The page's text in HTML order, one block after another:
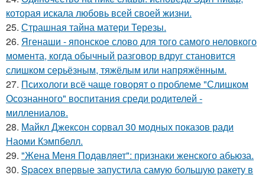
которая искала любовь всей своей жизни.
25. Страшная тайна матери Терезы.
26. Ягенаши - японское слово для того самого неловкого
момента, когда обычный разговор вдруг становится
слишком серьёзным, тяжёлым или напряжённым.
27. Психологи всё чаще говорят о проблеме "Слишком
Осознанного" воспитания среди родителей -
миллениалов.
28. Майкл Джексон сорвал 30 модных показов ради
Наоми Кэмпбелл.
29. "Жена Меня Подавляет": признаки женского абьюза.
30. Spacex впервые запустила самую большую ракету в